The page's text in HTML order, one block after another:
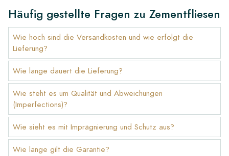
Häufig gestellte Fragen zu Zementfliesen
Wie hoch sind die Versandkosten und wie erfolgt die
Lieferung?
Wie lange dauert die Lieferung?
Wie steht es um Qualität und Abweichungen
(Imperfections)?
Wie sieht es mit Imprägnierung und Schutz aus?
Wie lange gilt die Garantie?